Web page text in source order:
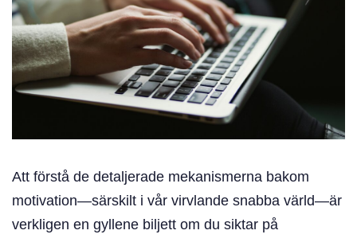
Att förstå de detaljerade mekanismerna bakom
motivation—särskilt i vår virvlande snabba värld—är
verkligen en gyllene biljett om du siktar på